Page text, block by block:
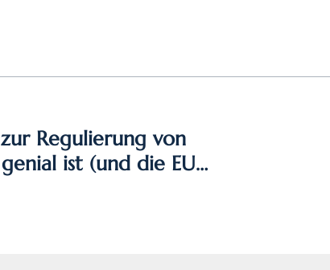
Regulierung von
ist (und die EU